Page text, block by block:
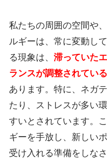
私たちの周囲の空間や
ルギーは、常に変動し
る現象は、 滞っていた
ランスが調整されてい
あります。特に、ネガ
たり、ストレスが多い
すいとされています。
ギーを手放し、新しい
受け入れる準備をしな